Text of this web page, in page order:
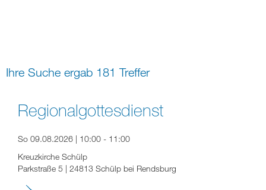
Ihre Suche ergab 181 Treffer
Regionalgottesdienst
So 09.08.2026 | 10:00 - 11:00
Kreuzkirche Schülp
Parkstraße 5 | 24813 Schülp bei Rendsburg